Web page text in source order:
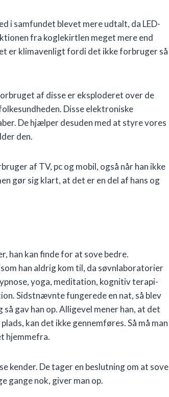
i samfundet blevet mere udtalt, da LED-
fra koglekirtlen meget mere end
er klimavenligt fordi det ikke forbruger så
af disse er eksploderet over de
Disse elektroniske
De hjælper desuden med at styre vores
den.
af TV, pc og mobil, også når han ikke
gør sig klart, at det er en del af hans og
han kan finde for at sove bedre.
han aldrig kom til, da søvnlaboratorier
yoga, meditation, kognitiv terapi-
Sidstnævnte fungerede en nat, så blev
gav han op. Alligevel mener han, at det
kan det ikke gennemføres. Så må man
hjemmefra.
kender. De tager en beslutning om at sove
gange nok, giver man op.